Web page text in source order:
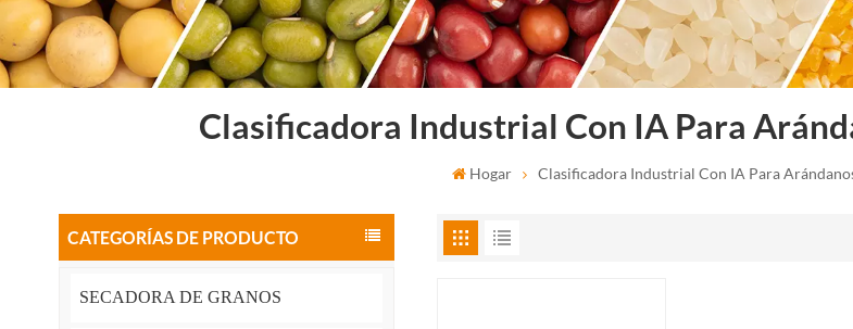
Clasificadora Industrial Con IA Para
Hogar Clasificadora Industrial Con IA Para
CATEGORÍAS DE PRODUCTO
SECADORA DE GRANOS